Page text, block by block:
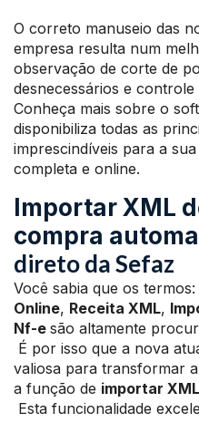
O correto manuseio das
empresa resulta num
observação de corte de
desnecessários e controle
Conheça mais sobre o
disponibiliza todas as
imprescindíveis para a
completa e online.
Importar XML
compra
direto da Sefaz
Você sabia que os termos:
Online, Receita XML,
Nf-e são altamente
É por isso que a nova
valiosa para transformar
a função de importar XML
Esta funcionalidade